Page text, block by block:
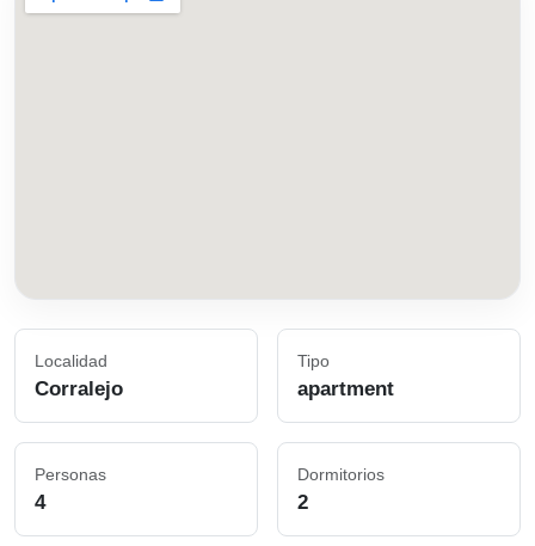
Localidad
Corralejo
Tipo
apartment
Personas
4
Dormitorios
2